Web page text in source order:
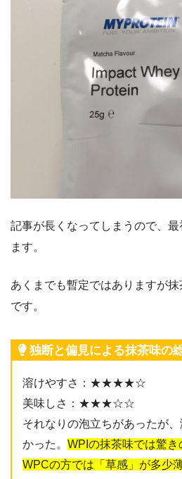
記事が長くなってしまうので、
ます。
あくまでも暫定ではありますが
です。
独断と偏見による抹茶味の
溶けやすさ：★★★★☆
美味しさ：★★★☆☆
それなりの泡立ちがあったが
かった。 WPIの抹茶味では驚き
WPCの方では「草感」が多少